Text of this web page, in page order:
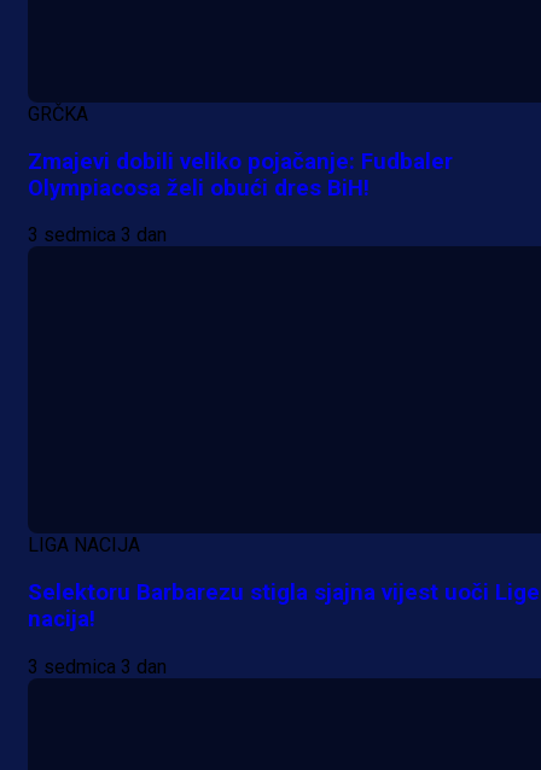
A Selekcija
Da li je selektor zadovoljan: Evo
je Barbarez rekao o transferu
Alajbegovića u Juventus!
GRČKA
Zmajevi dobili veliko pojačanje: Fudbaler
Olympiacosa želi obući dres BiH!
3 sedmica 3 dan
LIGA NACIJA
Selektoru Barbarezu stigla sjajna vijest uoči Lige
nacija!
3 sedmica 3 dan